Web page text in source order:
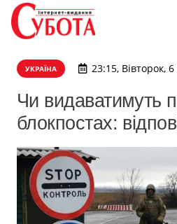
УКРАЇНА 23:15, Вівторок,
Чи видаватимуть
блокпостах: